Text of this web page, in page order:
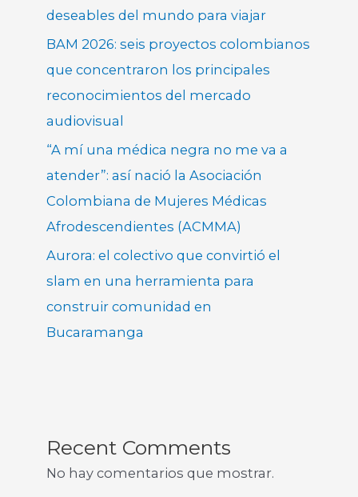
deseables del mundo para viajar
BAM 2026: seis proyectos colombianos
que concentraron los principales
reconocimientos del mercado
audiovisual
“A mí una médica negra no me va a
atender”: así nació la Asociación
Colombiana de Mujeres Médicas
Afrodescendientes (ACMMA)
Aurora: el colectivo que convirtió el
slam en una herramienta para
construir comunidad en
Bucaramanga
Recent Comments
No hay comentarios que mostrar.